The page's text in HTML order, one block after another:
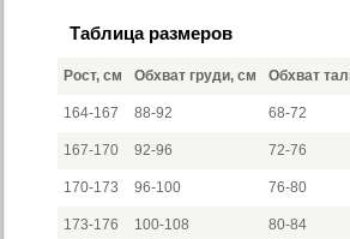
Таблица размеров
Рост, см Обхват груди, см Обхват
164-167 88-92 68-72
167-170 92-96 72-76
170-173 96-100 76-80
173-176 100-108 80-84